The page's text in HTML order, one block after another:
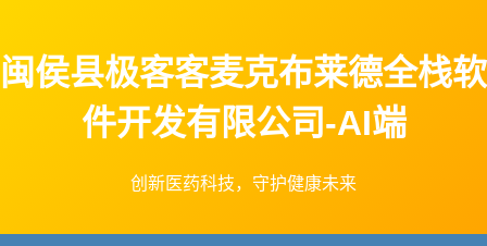
闽侯县极客客麦克布莱德全栈软
件开发有限公司-AI端
创新医药科技，守护健康未来